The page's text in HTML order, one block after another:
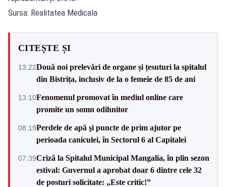
Sursa: Realitatea Medicala
CITEȘTE ȘI
13:22Două noi prelevări de organe și țesuturi la spitalul
din Bistrița, inclusiv de la o femeie de 85 de ani
13:10Fenomenul promovat în mediul online care
promite un somn odihnitor
08:19Perdele de apă şi puncte de prim ajutor pe
perioada caniculei, în Sectorul 6 al Capitalei
07:39Criză la Spitalul Municipal Mangalia, în plin sezon
estival: Guvernul a aprobat doar 6 dintre cele 32
de posturi solicitate: „Este critic!”